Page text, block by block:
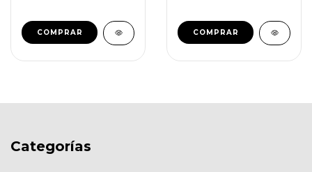
Categorías